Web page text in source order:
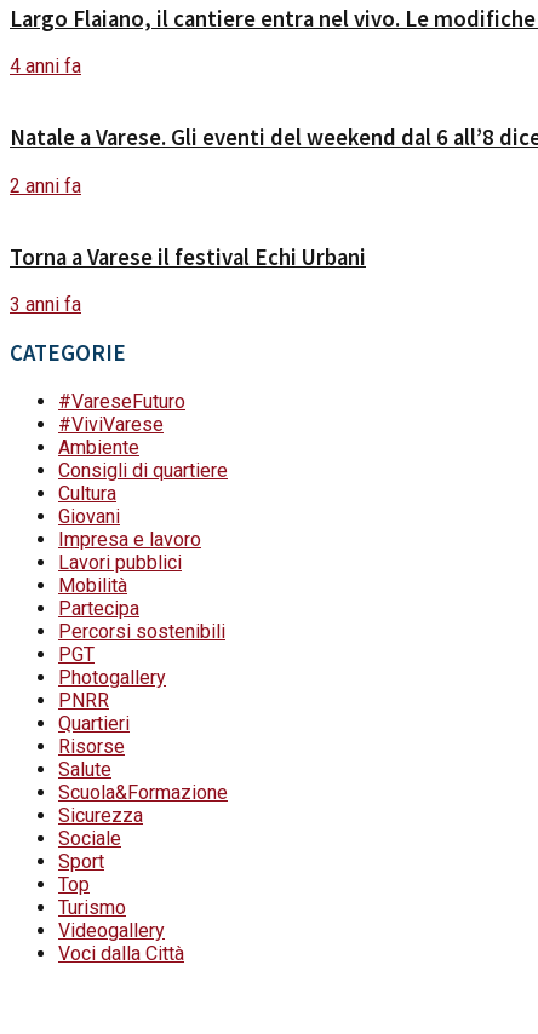
Largo Flaiano, il cantiere entra nel vivo. Le
4 anni fa
Natale a Varese. Gli eventi del weekend dal 6 all’8
2 anni fa
Torna a Varese il festival Echi Urbani
3 anni fa
CATEGORIE
#VareseFuturo
#ViviVarese
Ambiente
Consigli di quartiere
Cultura
Giovani
Impresa e lavoro
Lavori pubblici
Mobilità
Partecipa
Percorsi sostenibili
PGT
Photogallery
PNRR
Quartieri
Risorse
Salute
Scuola&Formazione
Sicurezza
Sociale
Sport
Top
Turismo
Videogallery
Voci dalla Città